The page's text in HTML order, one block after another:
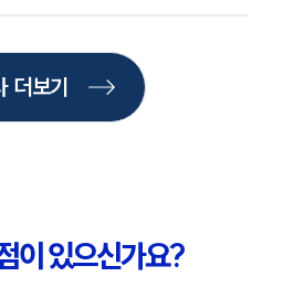
식/자료
론보도
지사항
률상담예약
더보기
이 있으신가요?